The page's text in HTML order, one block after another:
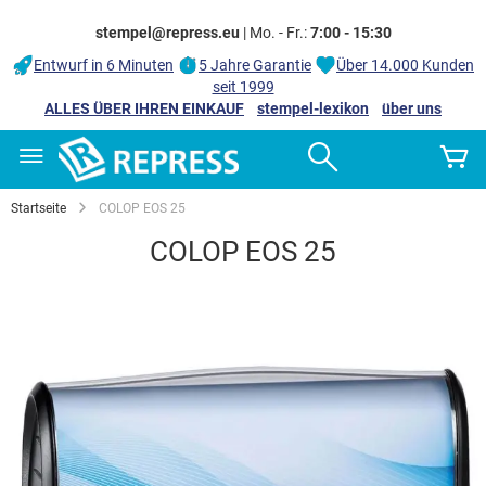
stempel@repress.eu | Mo. - Fr.:7:00 - 15:30
Entwurf in 6 Minuten
5 Jahre Garantie
Über 14.000 Kunden
seit 1999
ALLES ÜBER IHREN EINKAUF
stempel-lexikon
über uns
Startseite COLOP EOS 25
COLOP EOS 25
springen